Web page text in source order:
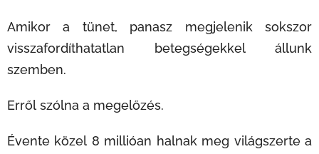
Amikor a tünet, panasz megjelenik sokszor
visszafordíthatatlan betegségekkel állunk
szemben.
Erről szólna a megelőzés.
Évente közel 8 millióan halnak meg világszerte a